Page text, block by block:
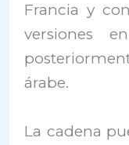
Francia y
versiones
árabe.
La cadena